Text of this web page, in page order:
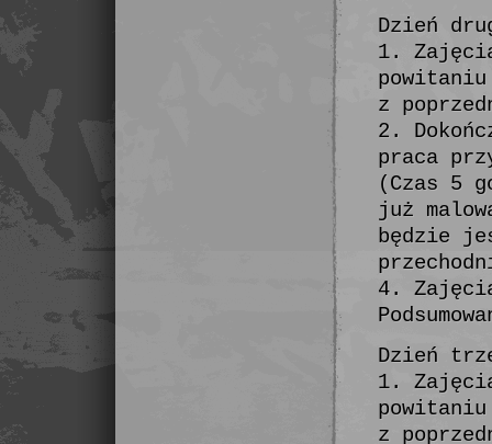
Dzień
1.
z
2.
praca
(Czas 5
już
będzie
4.
Dzień
1.
z